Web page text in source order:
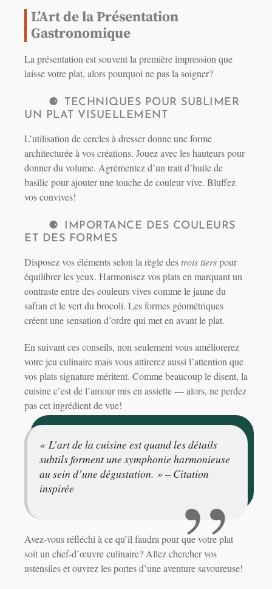
L’Art de la Présentation
Gastronomique
La présentation est souvent la première impression que
laisse votre plat, alors pourquoi ne pas la soigner?
TECHNIQUES POUR SUBLIMER
UN PLAT VISUELLEMENT
L’utilisation de cercles à dresser donne une forme
architecturée à vos créations. Jouez avec les hauteurs pour
donner du volume. Agrémentez d’un trait d’huile de
basilic pour ajouter une touche de couleur vive. Bluffez
vos convives!
IMPORTANCE DES COULEURS
ET DES FORMES
Disposez vos éléments selon la règle destrois tierspour
équilibrer les yeux. Harmonisez vos plats en marquant un
contraste entre des couleurs vives comme le jaune du
safran et le vert du brocoli. Les formes géométriques
créent une sensation d’ordre qui met en avant le plat.
En suivant ces conseils, non seulement vous améliorerez
votre jeu culinaire mais vous attirerez aussi l’attention que
vos plats signature méritent. Comme beaucoup le disent, la
cuisine c’est de l’amour mis en assiette — alors, ne perdez
pas cet ingrédient de vue!
« L’art de la cuisine est quand les détails
subtils forment une symphonie harmonieuse
au sein d’une dégustation. » – Citation
inspirée
Avez-vous réfléchi à ce qu’il faudra pour que votre plat
soit un chef-d’œuvre culinaire? Allez chercher vos
ustensiles et ouvrez les portes d’une aventure savoureuse!